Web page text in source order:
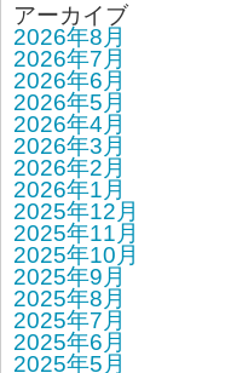
アーカイブ
2026年8月
2026年7月
2026年6月
2026年5月
2026年4月
2026年3月
2026年2月
2026年1月
2025年12月
2025年11月
2025年10月
2025年9月
2025年8月
2025年7月
2025年6月
2025年5月